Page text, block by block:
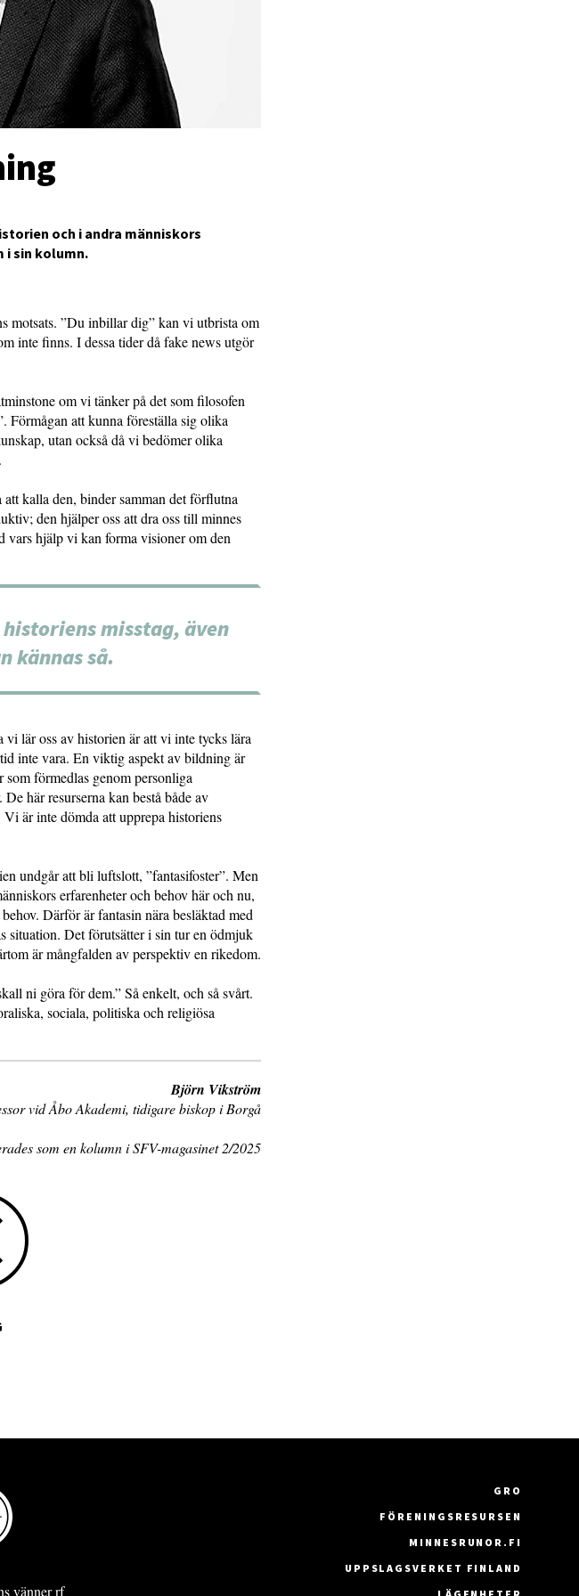
och i andra människors
i sin kolumn.
”Du inbillar dig” kan vi utbrista om
inte finns. I dessa tider då fake news utgör
om vi tänker på det som filosofen
Förmågan att kunna föreställa sig olika
utan också då vi bedömer olika
kalla den, binder samman det förflutna
den hjälper oss att dra oss till minnes
vars hjälp vi kan forma visioner om den
misstag, även
kännas så.
lär oss av historien är att vi inte tycks lära
inte vara. En viktig aspekt av bildning är
förmedlas genom personliga
här resurserna kan bestå både av
är inte dömda att upprepa historiens
undgår att bli luftslott, ”fantasifoster”. Men
erfarenheter och behov här och nu,
Därför är fantasin nära besläktad med
situation. Det förutsätter i sin tur en ödmjuk
är mångfalden av perspektiv en rikedom.
ni göra för dem.” Så enkelt, och så svårt.
sociala, politiska och religiösa
Björn Vikström
vid Åbo Akademi, tidigare biskop i Borgå
som en kolumn i SFV-magasinet 2/2025
vänner rf
GRO
FÖRENINGSRESURSEN
MINNESRUNOR.FI
UPPSLAGSVERKET FINLAND